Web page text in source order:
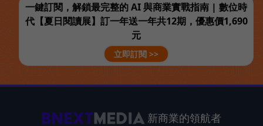
一鍵訂閱，解鎖最完整的 AI 與商業實戰指南 | 數位時
代【夏日閱讀展】訂一年送一年共12期，優惠價1,690
元
立即訂閱 >>
新商業的領航者